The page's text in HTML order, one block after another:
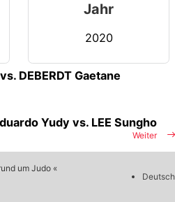
Jahr
2020
DEBERDT Gaetane
Weiter
Yudy vs. LEE Sungho
um Judo «
Deutsch